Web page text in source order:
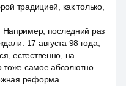
традицией, как только,
Например, последний раз
17 августа 98 года,
естественно, на
самое абсолютно.
реформа